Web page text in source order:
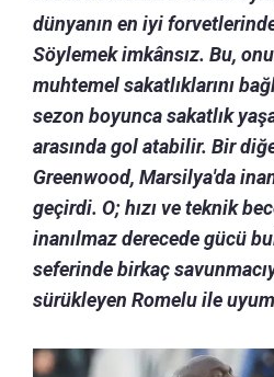
dünyanın en iyi
Söylemek imkânsız. Bu,
muhtemel sakatlıklarını
sezon boyunca sakatlık
arasında gol atabilir. Bir
Greenwood, Marsilya'da
geçirdi. O; hızı ve teknik
inanılmaz derecede gücü
seferinde birkaç
sürükleyen Romelu ile